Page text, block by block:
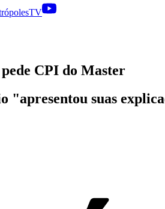
CPI do Master
"apresentou suas